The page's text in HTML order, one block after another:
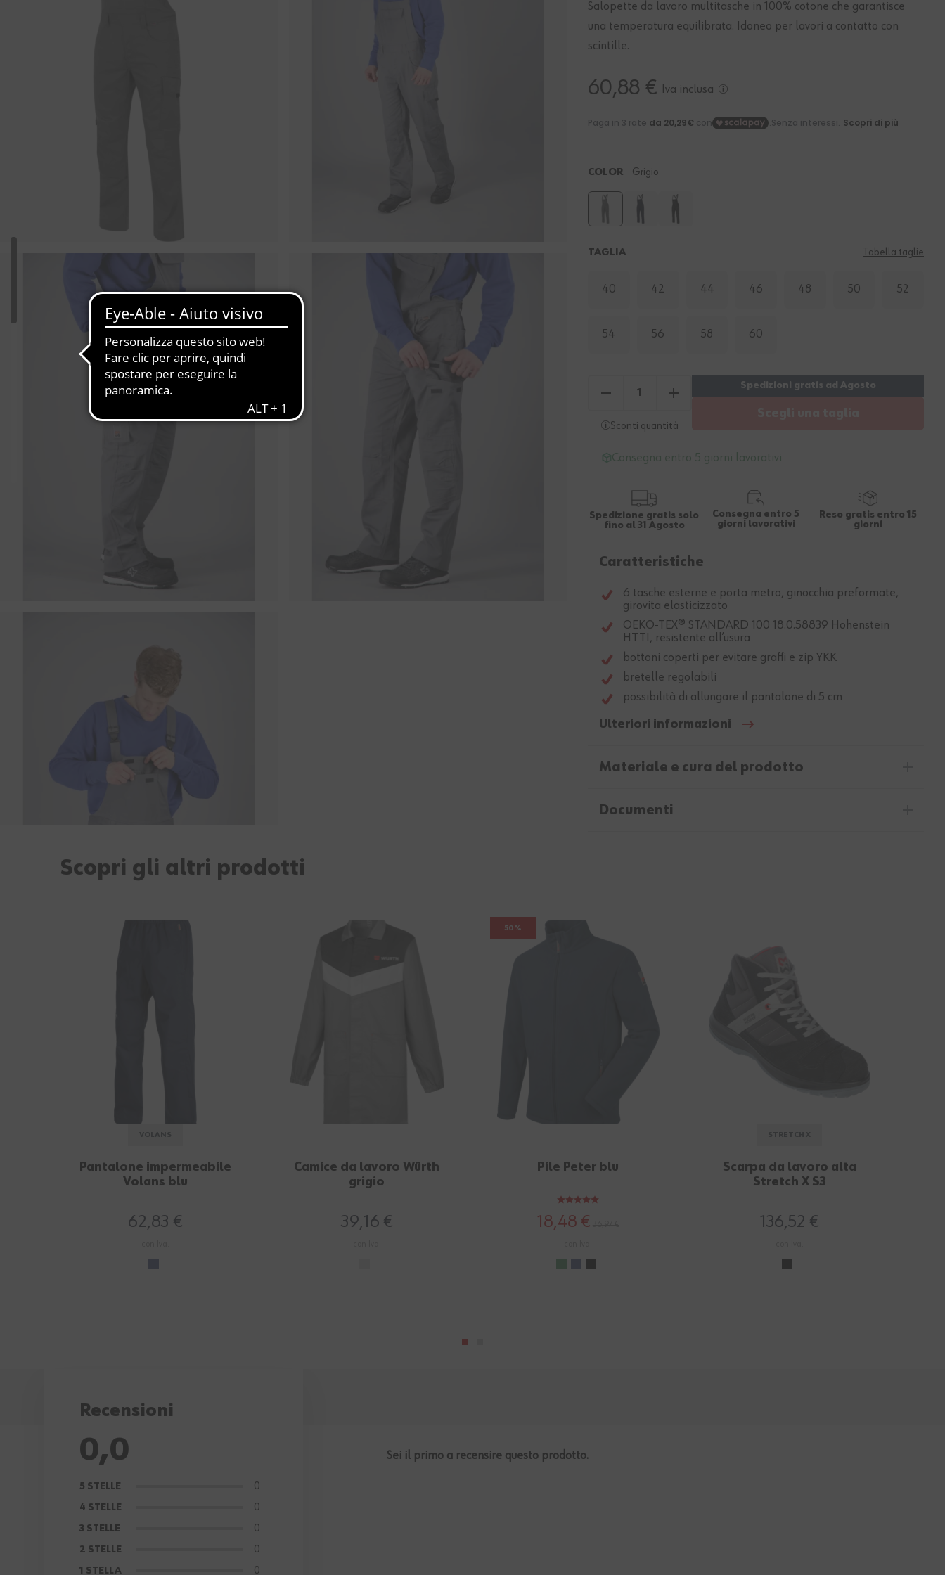
Salopette da lavoro multitasche in 100% cotone che garantisce
una temperatura equilibrata. Idoneo per lavori a contatto con
scintille.
60,88 € Iva inclusa
COLOR Grigio
TAGLIA Tabella taglie
40 42 44 46 48 50 52
54 56 58 60
Sconti quantità
Consegna entro 5 giorni lavorativi
Spedizione gratis solo
fino al 31 Agosto
Consegna entro 5
giorni lavorativi
Reso gratis entro 15
giorni
Caratteristiche
6 tasche esterne e porta metro, ginocchia preformate,
girovita elasticizzato
OEKO-TEX® STANDARD 100 18.0.58839 Hohenstein
HTTI, resistente all’usura
bottoni coperti per evitare graffi e zip YKK
bretelle regolabili
possibilità di allungare il pantalone di 5 cm
Ulteriori informazioni
Materiale e cura del prodotto
Documenti
Scopri gli altri prodotti
Pantalone impermeabile
Volans blu
62,83 €
Camice da lavoro Würth
grigio
39,16 €
50%
Pile Peter blu
18,48 €
Scarpa da lavoro alta
Stretch X S3
136,52 €
Recensioni
0,0
5 STELLE 0
4 STELLE 0
3 STELLE 0
2 STELLE 0
1 STELLA 0
Sei il primo a recensire questo prodotto.